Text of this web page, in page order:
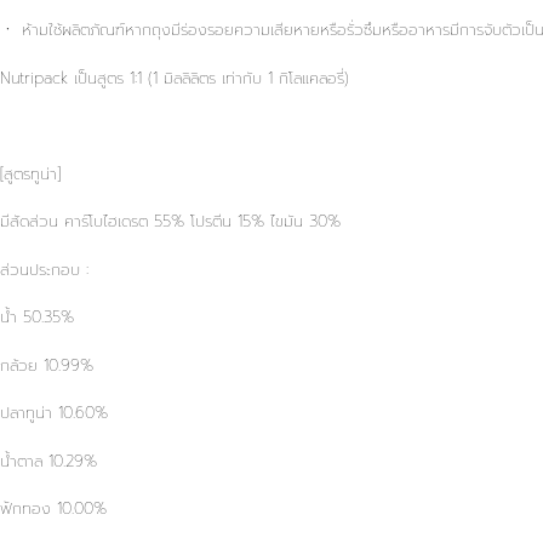
ㆍ ห้ามใช้ผลิตภัณฑ์หากถุงมีร่องรอยความเสียหายหรือรั่วซึมหรืออาหารมีการจับตัวเป็
Nutripack เป็นสูตร 1:1 (1 มิลลิลิตร เท่ากับ 1 กิโลแคลอรี่)
[สูตรทูน่า]
มีสัดส่วน คาร์โบไฮเดรต 55% โปรตีน 15% ไขมัน 30%
ส่วนประกอบ :
น้ำ 50.35%
กล้วย 10.99%
ปลาทูน่า 10.60%
น้ำตาล 10.29%
ฟักทอง 10.00%